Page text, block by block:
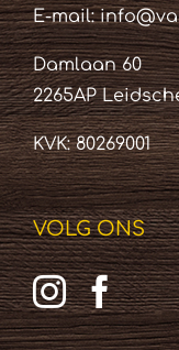
E-mail:
Damlaan 60
2265AP
KVK: 80269001
VOLG ONS